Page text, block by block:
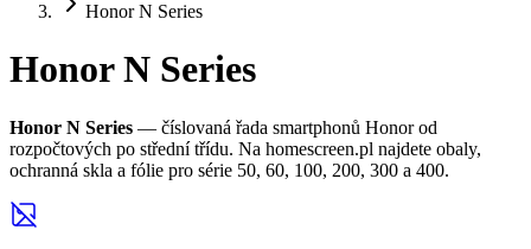
Honor N Series
Honor N Series
Honor N Series — číslovaná řada smartphonů Honor od
rozpočtových po střední třídu. Na homescreen.pl najdete obaly,
ochranná skla a fólie pro série 50, 60, 100, 200, 300 a 400.